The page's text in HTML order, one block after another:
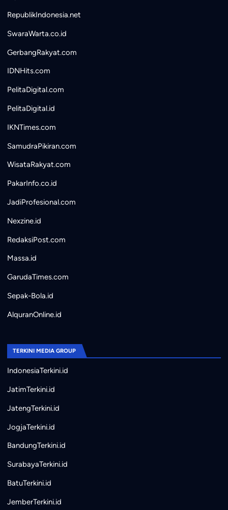
RepublikIndonesia.net
SwaraWarta.co.id
GerbangRakyat.com
IDNHits.com
PelitaDigital.com
PelitaDigital.id
IKNTimes.com
SamudraPikiran.com
WisataRakyat.com
PakarInfo.co.id
JadiProfesional.com
Nexzine.id
RedaksiPost.com
Massa.id
GarudaTimes.com
Sepak-Bola.id
AlquranOnline.id
TERKINI MEDIA GROUP
IndonesiaTerkini.id
JatimTerkini.id
JatengTerkini.id
JogjaTerkini.id
BandungTerkini.id
SurabayaTerkini.id
BatuTerkini.id
JemberTerkini.id